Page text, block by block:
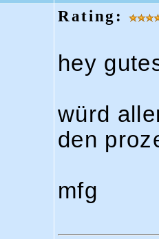
Rating:
hey
würd
den
mfg